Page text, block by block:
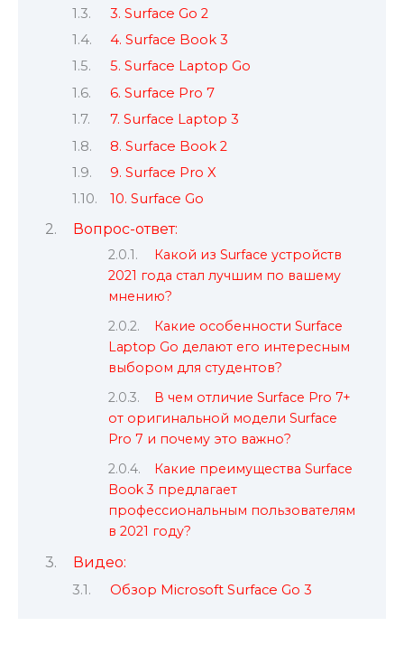
3. Surface Go 2
4. Surface Book 3
5. Surface Laptop Go
6. Surface Pro 7
7. Surface Laptop 3
8. Surface Book 2
9. Surface Pro X
10. Surface Go
Вопрос-ответ:
Какой из Surface устройств
2021 года стал лучшим по вашему
мнению?
Какие особенности Surface
Laptop Go делают его интересным
выбором для студентов?
В чем отличие Surface Pro 7+
от оригинальной модели Surface
Pro 7 и почему это важно?
Какие преимущества Surface
Book 3 предлагает
профессиональным пользователям
в 2021 году?
Видео:
Обзор Microsoft Surface Go 3